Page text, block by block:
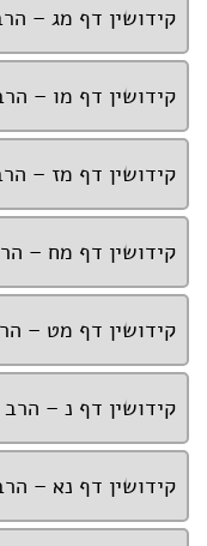
קידושין דף מג –
קידושין דף מו –
קידושין דף מז –
קידושין דף מח –
קידושין דף מט –
קידושין דף נ –
קידושין דף נא –